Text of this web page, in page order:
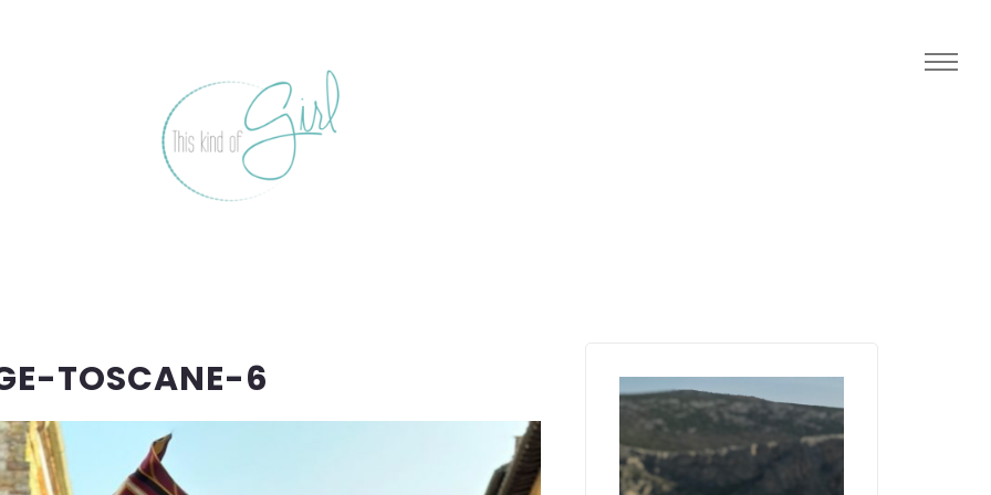
TOSCANE-6